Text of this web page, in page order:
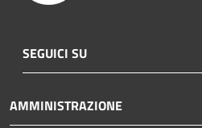
SEGUICI SU
AMMINISTRAZIONE